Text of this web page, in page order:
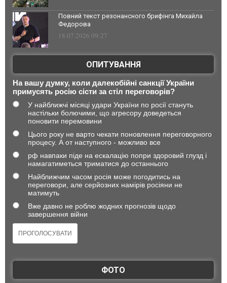
Повний текст резонансного брифінга Михайла
Федорова
18.07.2026 09:27
ОПИТУВАННЯ
На вашу думку, коли далекобійні санкції України
примусять росію сісти за стіл переговорів?
У найближчі місяці удари України по росії стануть
настільки болючими, що агресору доведеться
поновити перемовини
Цього року не варто чекати поновлення переговорного
процесу. А от наступного - можливо все
рф навпаки піде на ескалацію попри здоровий глузд і
намагатиметься триматися до останнього
Найближчим часом росія може погодитись на
переговори, але серйозних намірів росіяни не
матимуть
Вже давно не роблю жодних прогнозів щодо
завершення війни
ФОТО